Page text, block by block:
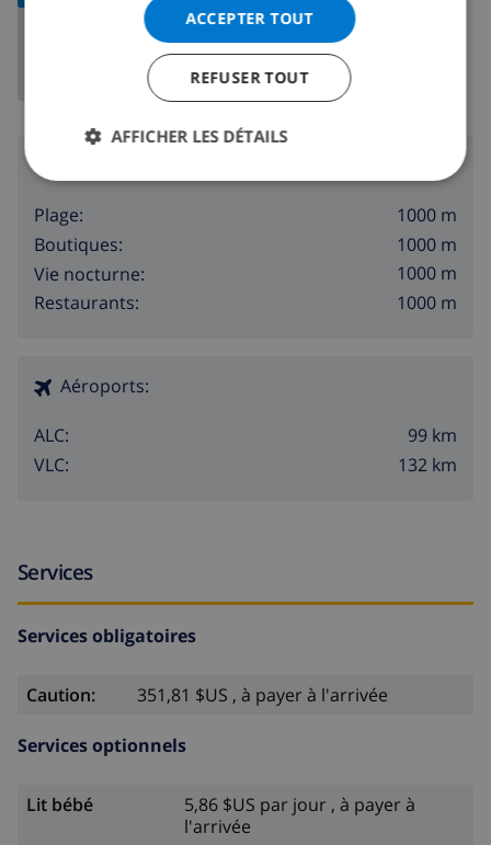
Plage:
1000 m
Boutiques:
1000 m
Vie nocturne:
1000 m
Restaurants:
1000 m
Aéroports:
ALC:
99 km
VLC:
132 km
Services
Services obligatoires
Caution: 351,81 $US , à payer à l'arrivée
Services optionnels
Lit bébé
5,86 $US par jour , à payer à
l'arrivée
ACCEPTER TOUT
REFUSER TOUT
AFFICHER LES DÉTAILS